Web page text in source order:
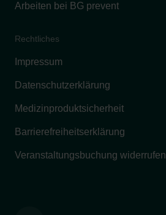
Arbeiten bei BG prevent
Rechtliches
Impressum
Datenschutzerklärung
Medizinproduktsicherheit
Barrierefreiheitserklärung
Veranstaltungsbuchung widerrufen